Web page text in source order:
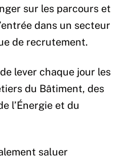
sur les parcours et
dans un secteur
de recrutement.
lever chaque jour les
du Bâtiment, des
l’Énergie et du
saluer